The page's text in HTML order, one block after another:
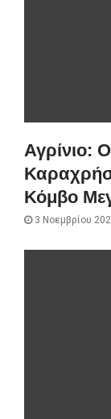
Αγρίνιο:
Κόμβο
3 Νοεμβρίου